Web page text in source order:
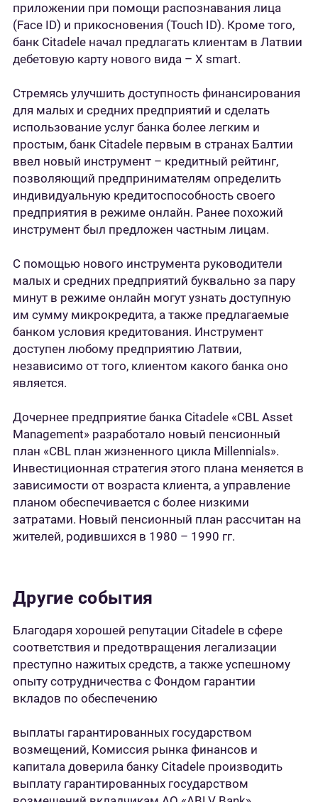
приложении при помощи распознавания лица
(Face ID) и прикосновения (Touch ID). Кроме того,
банк Citadele начал предлагать клиентам в Латвии
дебетовую карту нового вида – X smart.
Стремясь улучшить доступность финансирования
для малых и средних предприятий и сделать
использование услуг банка более легким и
простым, банк Citadele первым в странах Балтии
ввел новый инструмент – кредитный рейтинг,
позволяющий предпринимателям определить
индивидуальную кредитоспособность своего
предприятия в режиме онлайн. Ранее похожий
инструмент был предложен частным лицам.
С помощью нового инструмента руководители
малых и средних предприятий буквально за пару
минут в режиме онлайн могут узнать доступную
им сумму микрокредита, а также предлагаемые
банком условия кредитования. Инструмент
доступен любому предприятию Латвии,
независимо от того, клиентом какого банка оно
является.
Дочернее предприятие банка Citadele «CBL Asset
Management» разработало новый пенсионный
план «CBL план жизненного цикла Millennials».
Инвестиционная стратегия этого плана меняется в
зависимости от возраста клиента, а управление
планом обеспечивается с более низкими
затратами. Новый пенсионный план рассчитан на
жителей, родившихся в 1980 – 1990 гг.
Другие события
Благодаря хорошей репутации Citadele в сфере
соответствия и предотвращения легализации
преступно нажитых средств, а также успешному
опыту сотрудничества с Фондом гарантии
вкладов по обеспечению
выплаты гарантированных государством
возмещений, Комиссия рынка финансов и
капитала доверила банку Citadele производить
выплату гарантированных государством